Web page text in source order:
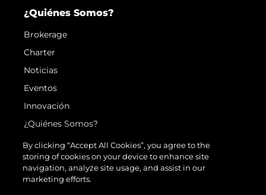
¿Quiénes Somos?
Brokerage
Charter
Noticias
Eventos
Innovación
¿Quiénes Somos?
El Equipo
Estilo De Vida
Historia
By clicking “Accept All Cookies”, you agree to the
storing of cookies on your device to enhance site
navigation, analyze site usage, and assist in our
marketing efforts.